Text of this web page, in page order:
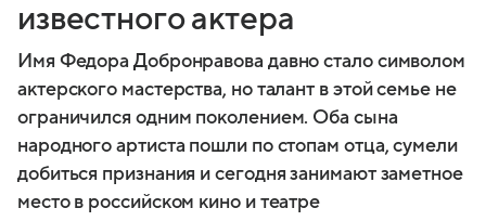
известного актера
Имя Федора Добронравова давно стало символом
актерского мастерства, но талант в этой семье не
ограничился одним поколением. Оба сына
народного артиста пошли по стопам отца, сумели
добиться признания и сегодня занимают заметное
место в российском кино и театре